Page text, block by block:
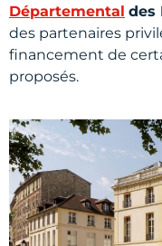
Départemental des
des partenaires
financement de
proposés.